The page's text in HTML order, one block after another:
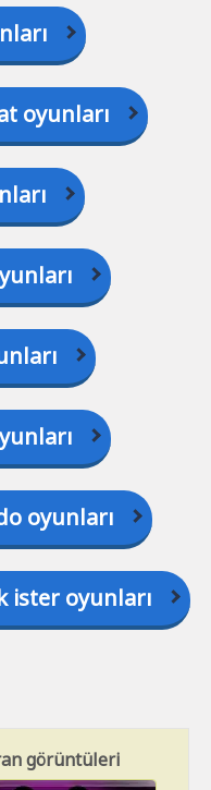
oyunları
oyunları
ister oyunları
görüntüleri